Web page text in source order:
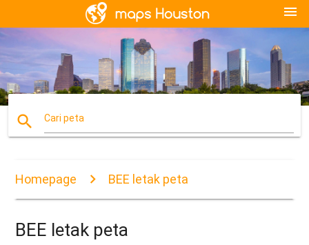
menu
search Cari peta
Homepage BEE letak peta
BEE letak peta